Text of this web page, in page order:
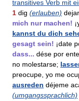
transitives Verb mit
1 dig (erlauben)
mich nur machen!
kannst du dich
gesagt sein! ¡date
dass... dése por
no molestarse;
preocupe, yo me
ausreden déjeme
(umgangssprachlich)